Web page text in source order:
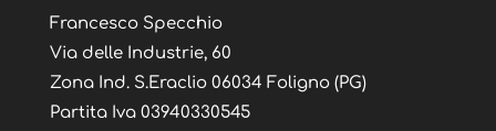
Francesco Specchio
Via delle Industrie, 60
Zona Ind. S.Eraclio 06034 Foligno (PG)
Partita Iva 03940330545